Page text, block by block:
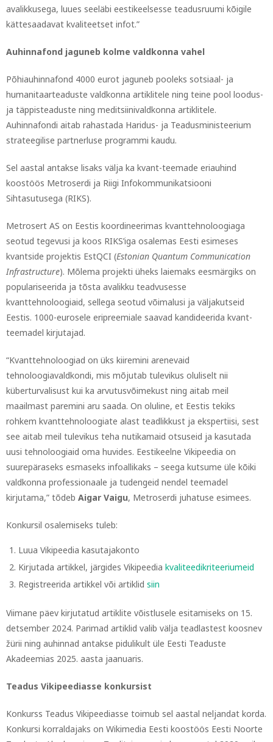
avalikkusega, luues seeläbi eestikeelsesse teadusruumi kõigile
kättesaadavat kvaliteetset infot.”
Auhinnafond jaguneb kolme valdkonna vahel
Põhiauhinnafond 4000 eurot jaguneb pooleks sotsiaal- ja
humanitaarteaduste valdkonna artiklitele ning teine pool loodus-
ja täppisteaduste ning meditsiinivaldkonna artiklitele.
Auhinnafondi aitab rahastada Haridus- ja Teadusministeerium
strateegilise partnerluse programmi kaudu.
Sel aastal antakse lisaks välja ka kvant-teemade eriauhind
koostöös Metroserdi ja Riigi Infokommunikatsiooni
Sihtasutusega (RIKS).
Metrosert AS on Eestis koordineerimas kvanttehnoloogiaga
seotud tegevusi ja koos RIKS’iga osalemas Eesti esimeses
kvantside projektis EstQCI (Estonian Quantum Communication
Infrastructure). Mõlema projekti üheks laiemaks eesmärgiks on
populariseerida ja tõsta avalikku teadvusesse
kvanttehnoloogiaid, sellega seotud võimalusi ja väljakutseid
Eestis. 1000-eurosele eripreemiale saavad kandideerida kvant-
teemadel kirjutajad.
“Kvanttehnoloogiad on üks kiiremini arenevaid
tehnoloogiavaldkondi, mis mõjutab tulevikus oluliselt nii
küberturvalisust kui ka arvutusvõimekust ning aitab meil
maailmast paremini aru saada. On oluline, et Eestis tekiks
rohkem kvanttehnoloogiate alast teadlikkust ja ekspertiisi, sest
see aitab meil tulevikus teha nutikamaid otsuseid ja kasutada
uusi tehnoloogiaid oma huvides. Eestikeelne Vikipeedia on
suurepäraseks esmaseks infoallikaks – seega kutsume üle kõiki
valdkonna professionaale ja tudengeid nendel teemadel
kirjutama,” tõdeb Aigar Vaigu, Metroserdi juhatuse esimees.
Konkursil osalemiseks tuleb:
Luua Vikipeedia kasutajakonto
Kirjutada artikkel, järgides Vikipeedia kvaliteedikriteeriumeid
Registreerida artikkel või artiklid siin
Viimane päev kirjutatud artiklite võistlusele esitamiseks on 15.
detsember 2024. Parimad artiklid valib välja teadlastest koosnev
žürii ning auhinnad antakse pidulikult üle Eesti Teaduste
Akadeemias 2025. aasta jaanuaris.
Teadus Vikipeediasse konkursist
Konkurss Teadus Vikipeediasse toimub sel aastal neljandat korda.
Konkursi korraldajaks on Wikimedia Eesti koostöös Eesti Noorte